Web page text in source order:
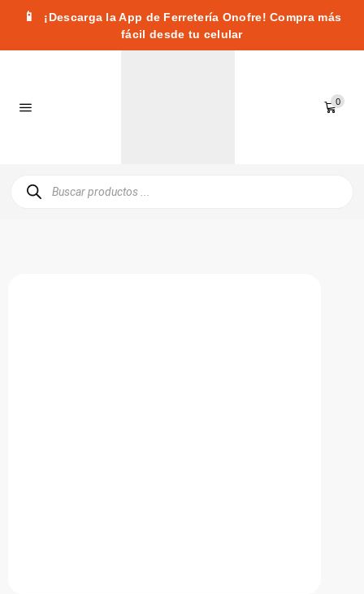
📱
¡Descarga la App de Ferretería Onofre! Compra más
fácil desde tu celular
0